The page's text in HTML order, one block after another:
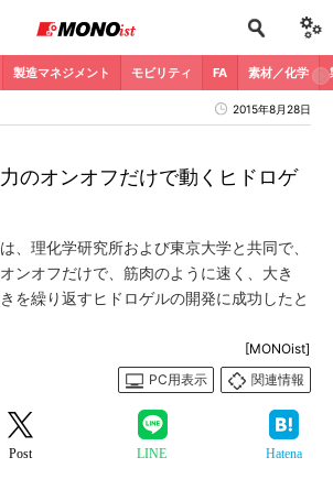
製造マネジメント モビリティ FA 素材／化学
2015年8月28日
のオンオフだけで動くヒドロゲ
、理化学研究所および東京大学と共同で、
ンオフだけで、筋肉のように速く、大き
を繰り返すヒドロゲルの開発に成功したと
[MONOist]
PC用表示
関連情報
Post LINE Hatena